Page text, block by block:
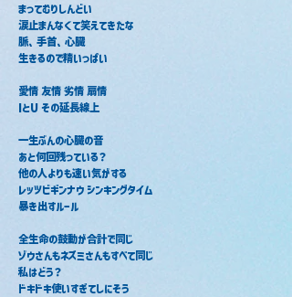
まってむりしんどい
涙止まんなくて笑えてきたな
脈、手首、心臓
生きるので精いっぱい
愛情 友情 劣情 扇情
IとU その延長線上
一生ぶんの心臓の音
あと何回残っている？
他の人よりも速い気がする
レッツビギンナウ シンキングタイム
暴き出すルール
全生命の鼓動が合計で同じ
ゾウさんもネズミさんもすべて同じ
私はどう？
ドキドキ使いすぎてしにそう